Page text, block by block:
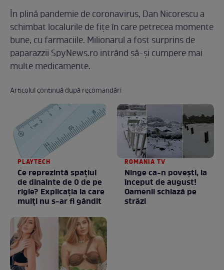
În plină pandemie de coronavirus, Dan Nicorescu a
schimbat localurile de fițe în care petrecea momente
bune, cu farmaciile. Milionarul a fost surprins de
paparazzii SpyNews.ro intrând să-și cumpere mai
multe medicamente.
Articolul continuă după recomandări
PLAYTECH
Ce reprezintă spaţiul
de dinainte de 0 de pe
rigle? Explicaţia la care
mulţi nu s-ar fi gândit
ROMANIA TV
Ninge ca-n povești, la
început de august!
Oamenii schiază pe
străzi